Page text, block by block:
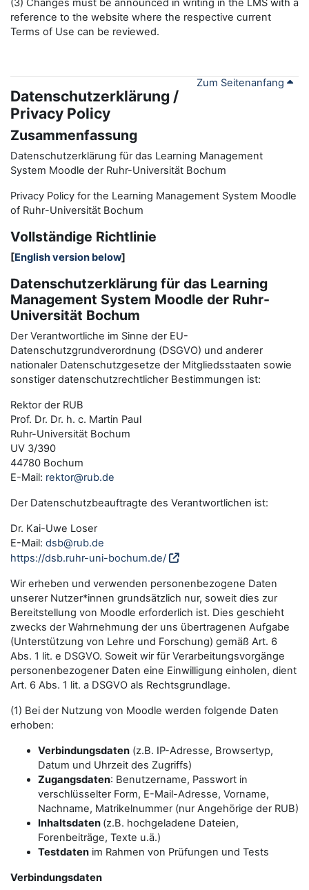
(3) Changes must be announced in writing in the LMS with a
reference to the website where the respective current
Terms of Use can be reviewed.
Zum Seitenanfang
Datenschutzerklärung /
Privacy Policy
Zusammenfassung
Datenschutzerklärung für das Learning Management
System Moodle der Ruhr-Universität Bochum
Privacy Policy for the Learning Management System Moodle
of Ruhr-Universität Bochum
Vollständige Richtlinie
[English version below]
Datenschutzerklärung für das Learning
Management System Moodle der Ruhr-
Universität Bochum
Der Verantwortliche im Sinne der EU-
Datenschutzgrundverordnung (DSGVO) und anderer
nationaler Datenschutzgesetze der Mitgliedsstaaten sowie
sonstiger datenschutzrechtlicher Bestimmungen ist:
Rektor der RUB
Prof. Dr. Dr. h. c. Martin Paul
Ruhr-Universität Bochum
UV 3/390
44780 Bochum
E-Mail: rektor@rub.de
Der Datenschutzbeauftragte des Verantwortlichen ist:
Dr. Kai-Uwe Loser
E-Mail: dsb@rub.de
https://dsb.ruhr-uni-bochum.de/
Wir erheben und verwenden personenbezogene Daten
unserer Nutzer*innen grundsätzlich nur, soweit dies zur
Bereitstellung von Moodle erforderlich ist. Dies geschieht
zwecks der Wahrnehmung der uns übertragenen Aufgabe
(Unterstützung von Lehre und Forschung) gemäß Art. 6
Abs. 1 lit. e DSGVO. Soweit wir für Verarbeitungsvorgänge
personenbezogener Daten eine Einwilligung einholen, dient
Art. 6 Abs. 1 lit. a DSGVO als Rechtsgrundlage.
(1) Bei der Nutzung von Moodle werden folgende Daten
erhoben:
Verbindungsdaten (z.B. IP-Adresse, Browsertyp,
Datum und Uhrzeit des Zugriffs)
Zugangsdaten: Benutzername, Passwort in
verschlüsselter Form, E-Mail-Adresse, Vorname,
Nachname, Matrikelnummer (nur Angehörige der RUB)
Inhaltsdaten (z.B. hochgeladene Dateien,
Forenbeiträge, Texte u.ä.)
Testdaten im Rahmen von Prüfungen und Tests
Verbindungsdaten